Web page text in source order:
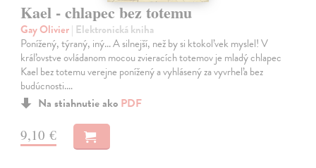
Kael - chlapec bez totemu
Gay Olivier| Elektronická kniha
Ponížený, týraný, iný... A silnejší, než by si ktokoľvek myslel! V
kráľovstve ovládanom mocou zvieracích totemov je mladý chlapec
Kael bez totemu verejne ponížený a vyhlásený za vyvrheľa bez
budúcnosti.…
Na stiahnutie ako PDF
9,10 €